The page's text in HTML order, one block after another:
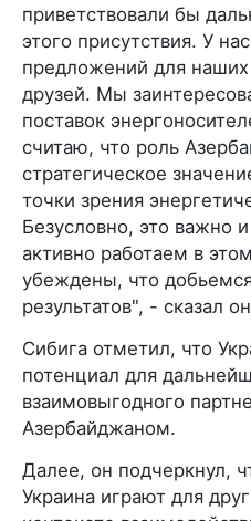
приветствовали бы
этого присутствия. У
предложений для
друзей. Мы
поставок
считаю, что роль
стратегическое
точки зрения
Безусловно, это важно
активно работаем в
убеждены, что
результатов", - сказал
Сибига отметил, что
потенциал для
взаимовыгодного
Азербайджаном.
Далее, он подчеркнул,
Украина играют для